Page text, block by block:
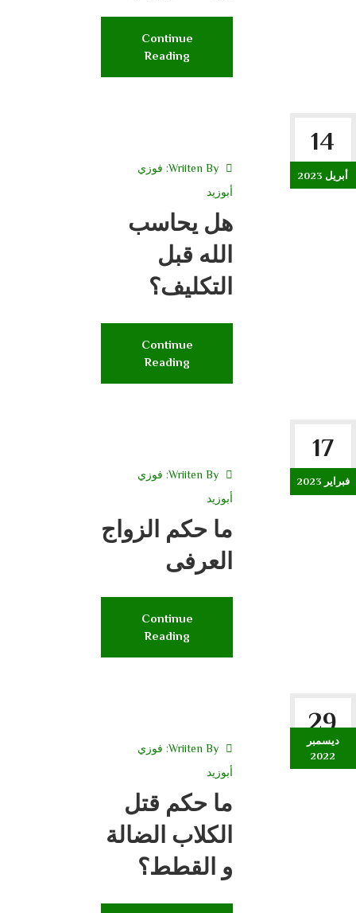
Continue
Reading
14
أبريل 2023
Wriiten By: فوزي
أبوزيد
هل يحاسب
الله قبل
التكليف؟
Continue
Reading
17
فبراير 2023
Wriiten By: فوزي
أبوزيد
ما حكم الزواج
العرفى
Continue
Reading
29
ديسمبر
2022
Wriiten By: فوزي
أبوزيد
ما حكم قتل
الكلاب الضالة
و القطط؟